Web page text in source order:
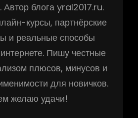
Автор блога yral2017.ru.
курсы, партнёрские
и реальные способы
Пишу честные
плюсов, минусов и
для новичков.
желаю удачи!